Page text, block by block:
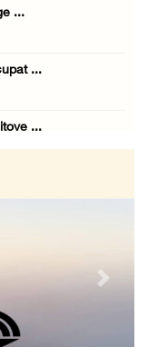
...
...
...
le ...
Next